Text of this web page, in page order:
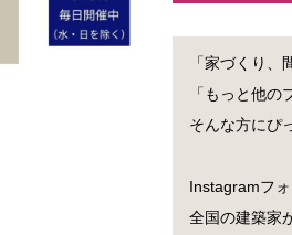
「家づくり、
「もっと他の
そんな方にぴ
Instagramフ
全国の建築家